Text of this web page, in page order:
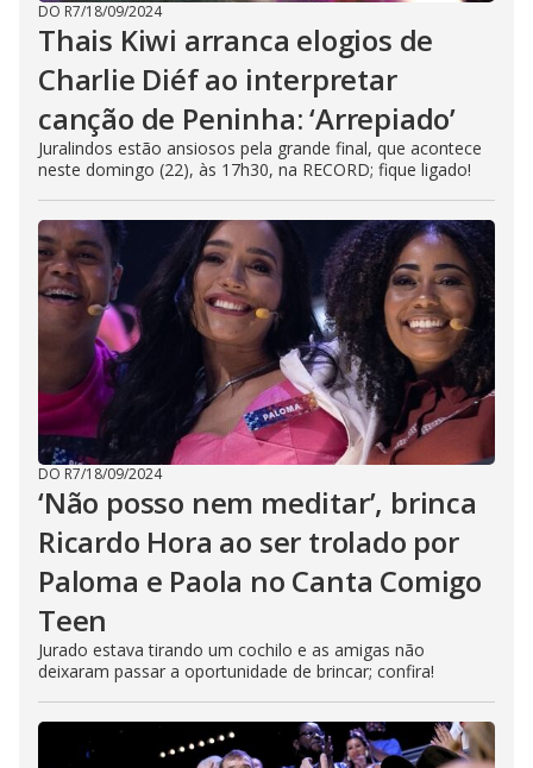
DO R7/18/09/2024
Thais Kiwi arranca elogios de
Charlie Diéf ao interpretar
canção de Peninha: ‘Arrepiado’
Juralindos estão ansiosos pela grande final, que acontece
neste domingo (22), às 17h30, na RECORD; fique ligado!
DO R7/18/09/2024
‘Não posso nem meditar’, brinca
Ricardo Hora ao ser trolado por
Paloma e Paola no Canta Comigo
Teen
Jurado estava tirando um cochilo e as amigas não
deixaram passar a oportunidade de brincar; confira!